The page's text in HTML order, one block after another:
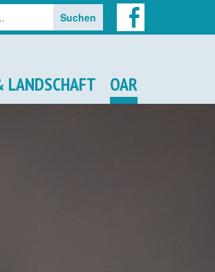
LANDSCHAFT OAR